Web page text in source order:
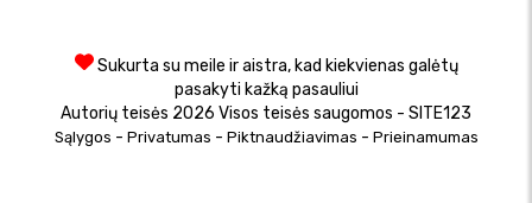
Sukurta su meile ir aistra, kad kiekvienas galėtų
pasakyti kažką pasauliui
Autorių teisės 2026 Visos teisės saugomos - SITE123
Sąlygos - Privatumas - Piktnaudžiavimas - Prieinamumas